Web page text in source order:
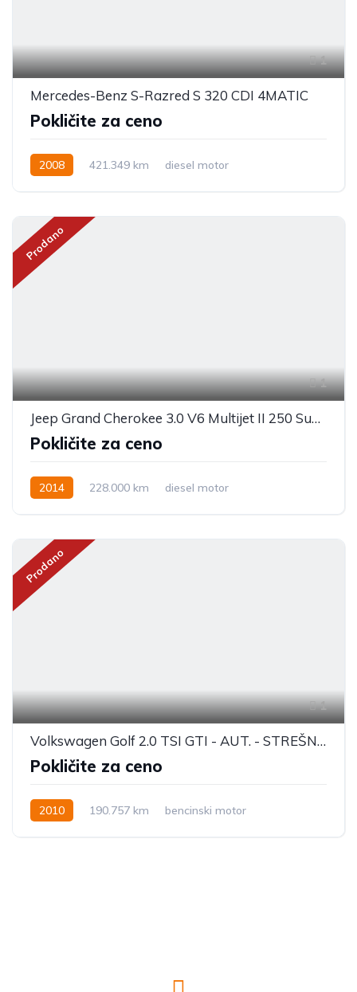
1
Mercedes-Benz S-Razred S 320 CDI 4MATIC
Pokličite za ceno
2008 421.349 km diesel motor
Prodano
1
Jeep Grand Cherokee 3.0 V6 Multijet II 250 Summit WK2
Pokličite za ceno
2014 228.000 km diesel motor
Prodano
1
Volkswagen Golf 2.0 TSI GTI - AUT. - STREŠNO OKNO - KAMERA
Pokličite za ceno
2010 190.757 km bencinski motor